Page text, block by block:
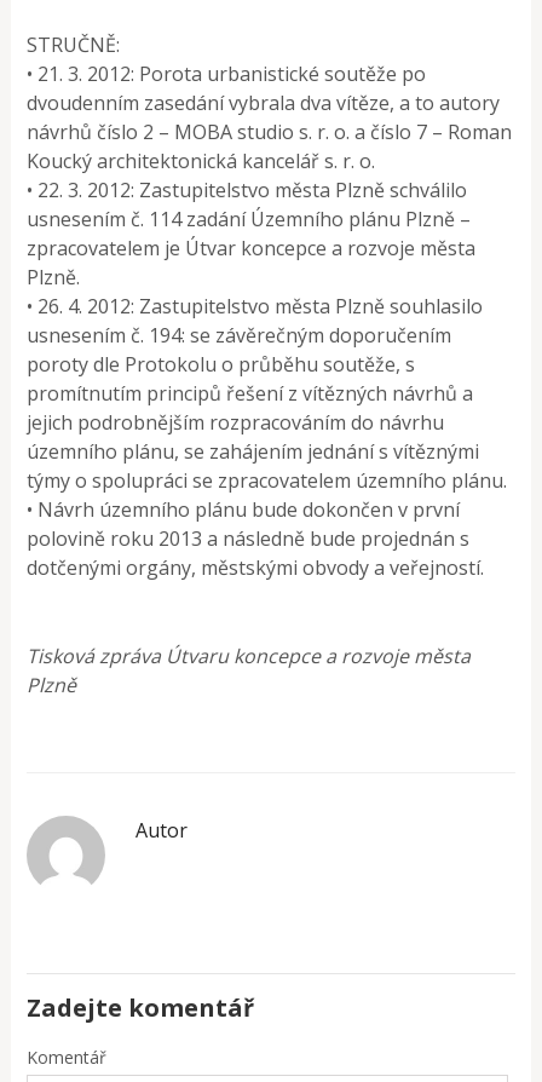
STRUČNĚ:
• 21. 3. 2012: Porota urbanistické soutěže po
dvoudenním zasedání vybrala dva vítěze, a to autory
návrhů číslo 2 – MOBA studio s. r. o. a číslo 7 – Roman
Koucký architektonická kancelář s. r. o.
• 22. 3. 2012: Zastupitelstvo města Plzně schválilo
usnesením č. 114 zadání Územního plánu Plzně –
zpracovatelem je Útvar koncepce a rozvoje města
Plzně.
• 26. 4. 2012: Zastupitelstvo města Plzně souhlasilo
usnesením č. 194: se závěrečným doporučením
poroty dle Protokolu o průběhu soutěže, s
promítnutím principů řešení z vítězných návrhů a
jejich podrobnějším rozpracováním do návrhu
územního plánu, se zahájením jednání s vítěznými
týmy o spolupráci se zpracovatelem územního plánu.
• Návrh územního plánu bude dokončen v první
polovině roku 2013 a následně bude projednán s
dotčenými orgány, městskými obvody a veřejností.
Tisková zpráva Útvaru koncepce a rozvoje města
Plzně
Autor
Zadejte komentář
Komentář